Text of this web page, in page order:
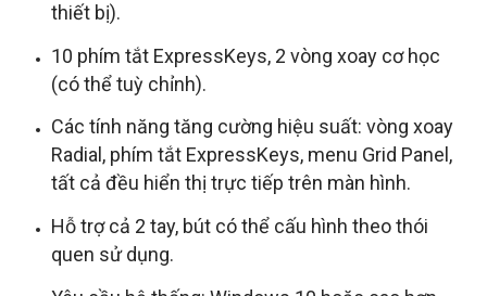
thiết bị).
10 phím tắt ExpressKeys, 2 vòng xoay cơ học
(có thể tuỳ chỉnh).
Các tính năng tăng cường hiệu suất: vòng xoay
Radial, phím tắt ExpressKeys, menu Grid Panel,
tất cả đều hiển thị trực tiếp trên màn hình.
Hỗ trợ cả 2 tay, bút có thể cấu hình theo thói
quen sử dụng.